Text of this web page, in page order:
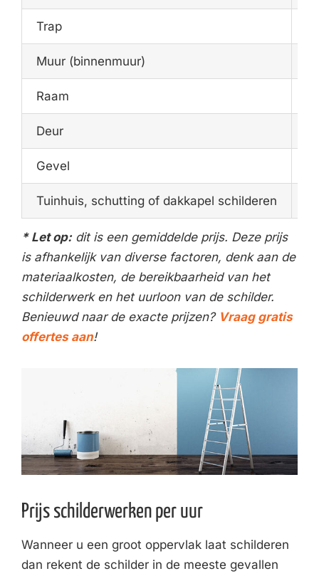
Trap
Muur (binnenmuur)
Raam
Deur
Gevel
Tuinhuis, schutting of dakkapel schilderen
* Let op:dit is een gemiddelde prijs. Deze prijs
is afhankelijk van diverse factoren, denk aan de
materiaalkosten, de bereikbaarheid van het
schilderwerk en het uurloon van de schilder.
Benieuwd naar de exacte prijzen? Vraag gratis
offertes aan!
Prijs schilderwerken per uur
Wanneer u een groot oppervlak laat schilderen
dan rekent de schilder in de meeste gevallen